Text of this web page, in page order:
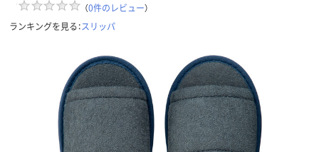
（0件のレビュー）
ランキングを見る：スリッパ